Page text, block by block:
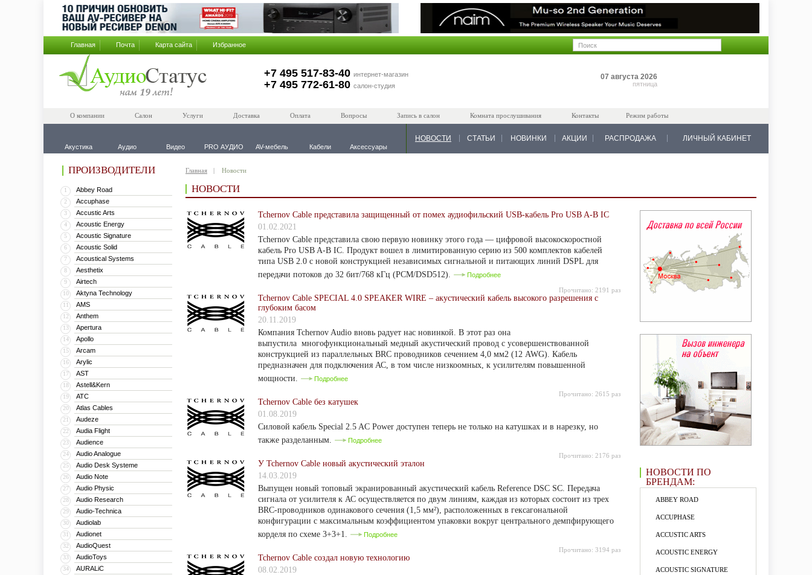
Главная Почта Карта сайта Избранное
+7 495 517-83-40 интернет-магазин
+7 495 772-61-80 салон-студия
07 августа 2026
пятница
О компании Салон Услуги Доставка Оплата Вопросы Запись в салон Комната прослушивания Контакты Режим работы
Акустика Аудио Видео PRO АУДИО AV-мебель Кабели Аксессуары
НОВОСТИ СТАТЬИ НОВИНКИ АКЦИИ РАСПРОДАЖА ЛИЧНЫЙ КАБИНЕТ
ПРОИЗВОДИТЕЛИ
1 Abbey Road
2 Accuphase
3 Accustic Arts
4 Acoustic Energy
5 Acoustic Signature
6 Acoustic Solid
7 Acoustical Systems
8 Aesthetix
9 Airtech
10 Aktyna Technology
11 AMS
12 Anthem
13 Apertura
14 Apollo
15 Arcam
16 Arylic
17 AST
18 Astell&Kern
19 ATC
20 Atlas Cables
21 Audeze
22 Audia Flight
23 Audience
24 Audio Analogue
25 Audio Desk Systeme
26 Audio Note
27 Audio Physic
28 Audio Research
29 Audio-Technica
30 Audiolab
31 Audionet
32 AudioQuest
33 AudioToys
34 AURALiC
Главная Новости
НОВОСТИ
НОВОСТИ ПО
БРЕНДАМ:
ABBEY ROAD
ACCUPHASE
ACCUSTIC ARTS
ACOUSTIC ENERGY
ACOUSTIC SIGNATURE
​Tchernov Cable представила защищенный от помех аудиофильский USB-кабель Pro USB A-B IC
01.02.2021
Tchernov Cable представила свою первую новинку этого года — цифровой высокоскоростной
кабель Pro USB A-B IC. Продукт вошел в лимитированную серию из 500 комплектов кабелей
типа USB 2.0 с новой конструкцией независимых сигнальной и питающих линий DSPL для
передачи потоков до 32 бит/768 кГц (PCM/DSD512).
Подробнее
Прочитано: 2191 раз
Tchernov Cable SPECIAL 4.0 SPEAKER WIRE – акустический кабель высокого разрешения с
глубоким басом
20.11.2019
Компания Tchernov Audio вновь радует нас новинкой. В этот раз она
выпустила многофункциональный медный акустический провод с усовершенствованной
конструкцией из параллельных BRC проводников сечением 4,0 мм2 (12 AWG). Кабель
предназначен для подключения АС, в том числе низкоомных, к усилителям повышенной
мощности.
Подробнее
Прочитано: 2615 раз
Tchernov Cable без катушек
01.08.2019
Силовой кабель Special 2.5 AC Power доступен теперь не только на катушках и в нарезку, но
также разделанным.
Подробнее
Прочитано: 2176 раз
У Tchernov Cable новый акустический эталон
14.03.2019
Выпущен новый топовый экранированный акустический кабель Reference DSC SC. Передача
сигнала от усилителя к АС осуществляется по двум линиям, каждая из которых состоит из трех
BRC-проводников одинакового сечения (1,5 мм²), расположенных в гексагональной
конфигурации с максимальным коэффициентом упаковки вокруг центрального демпфирующего
корделя по схеме 3+3+1.
Подробнее
Прочитано: 3194 раз
Tchernov Cable создал новую технологию
08.02.2019